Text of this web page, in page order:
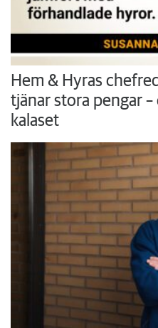
Hem & Hyras
tjänar stora pengar
kalaset